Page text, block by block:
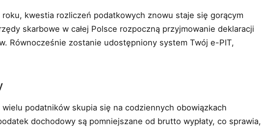
kwestia rozliczeń podatkowych znowu staje się gorącym
skarbowe w całej Polsce rozpoczną przyjmowanie deklaracji
Równocześnie zostanie udostępniony system Twój e-PIT,
podatników skupia się na codziennych obowiązkach
dochodowy są pomniejszane od brutto wypłaty, co sprawia,